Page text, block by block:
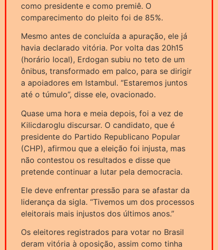
como presidente e como premiê. O
comparecimento do pleito foi de 85%.
Mesmo antes de concluída a apuração, ele já
havia declarado vitória. Por volta das 20h15
(horário local), Erdogan subiu no teto de um
ônibus, transformado em palco, para se dirigir
a apoiadores em Istambul. “Estaremos juntos
até o túmulo”, disse ele, ovacionado.
Quase uma hora e meia depois, foi a vez de
Kilicdaroglu discursar. O candidato, que é
presidente do Partido Republicano Popular
(CHP), afirmou que a eleição foi injusta, mas
não contestou os resultados e disse que
pretende continuar a lutar pela democracia.
Ele deve enfrentar pressão para se afastar da
liderança da sigla. “Tivemos um dos processos
eleitorais mais injustos dos últimos anos.”
Os eleitores registrados para votar no Brasil
deram vitória à oposição, assim como tinha